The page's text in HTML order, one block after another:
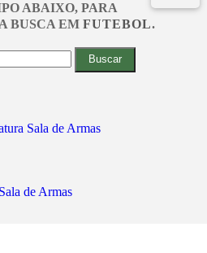
ABAIXO, PARA
BUSCA EM FUTEBOL.
Buscar